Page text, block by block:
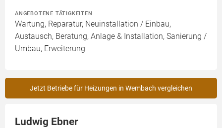
ANGEBOTENE TÄTIGKEITEN
Wartung, Reparatur, Neuinstallation / Einbau,
Austausch, Beratung, Anlage & Installation, Sanierung /
Umbau, Erweiterung
Jetzt Betriebe für Heizungen in Wembach vergleichen
Ludwig Ebner